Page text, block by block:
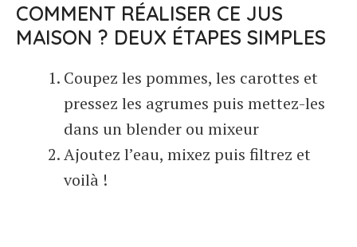
COMMENT RÉALISER CE JUS
MAISON ? DEUX ÉTAPES SIMPLES
Coupez les pommes, les carottes et
pressez les agrumes puis mettez-les
dans un blender ou mixeur
Ajoutez l’eau, mixez puis filtrez et
voilà !